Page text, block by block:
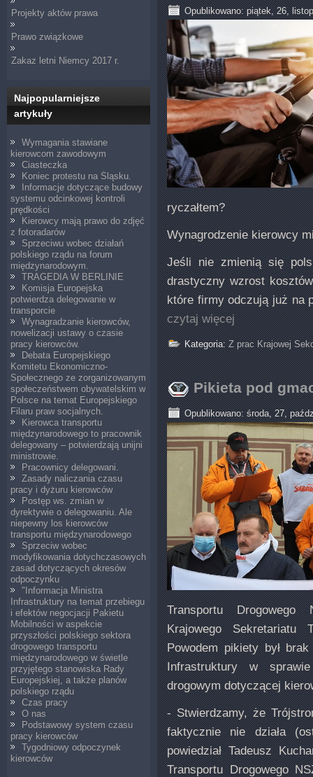
Projekty aktów prawa
Prawo związkowe
Zakaz letni Niemcy 2017 r.
Najpopularniejsze
artykuły
Wymagania stawiane
kierowcom zawodowym
Ciasteczka
Koniec protestu na Śląsku.
Informacje dotyczące budowy
systemu odcinkowej kontroli
prędkości
Kierowcy mają prawo do zdjęć
z fotoradarów
Sprzeciwu wobec działań
polskiego rządu na forum
międzynarodowym.
TRAGEDIA W BERLINIE
Komisja Europejska
potwierdza delegowanie w
transporcie
Wynagradzanie kierowców,
nowelizacji ustawy o czasie
pracy kierowców.
Debata Europejskiego
Komitetu Ekonomiczno-
Społecznego ze zorganizowanym
społeczeństwem obywatelskim w
Polsce na temat Europejskiego
Filaru praw socjalnych.
Kierowca transportu
międzynarodowego to pracownik
delegowany – potwierdzają unijni
ministrowie.
Pracownicy delegowani.
Zasady naliczania czasu
pracy i dyżuru kierowców
Postęp ws. zmian w
dyrektywie o delegowaniu. Ale
niepewny los kierowców
transportu międzynarodowego
Sprzeciw wobec
modyfikowania dotychczasowych
zasad dotyczących okresów
odpoczynku
"Informacja Ministra
Infrastruktury na temat przebiegu
i efektów negocjacji Pakietu
Mobilności w aspekcie
przyszłości polskiego sektora
drogowego transportu
międzynarodowego w świetle
przyjętego stanowiska Rady
Europejskiej, a także planów
polskiego rządu
Czas pracy
O nas
Podstawowy system czasu
pracy kierowców
Tygodniowy odpoczynek
kierowców
Opublikowano: piątek, 26,
ryczałtem?
Wynagrodzenie kierowcy
Jeśli nie zmienią się
drastyczny wzrost
które firmy odczują już na
czytaj więcej
Kategoria:Z prac Krajowej
Pikieta pod
Opublikowano: środa, 27,
Transportu Drogowego
Krajowego Sekretariatu
Powodem pikiety był
Infrastruktury w
drogowym dotyczącej
- Stwierdzamy, że
faktycznie nie działa
powiedział Tadeusz
Transportu Drogowego